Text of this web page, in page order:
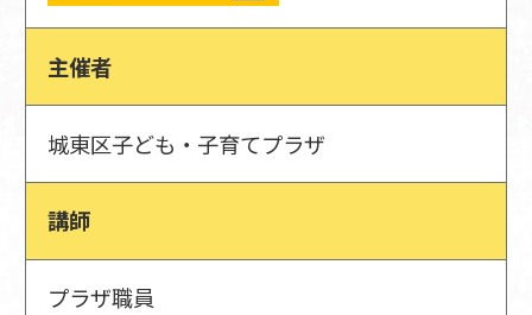
主催者
城東区子ども・子育てプラザ
講師
プラザ職員